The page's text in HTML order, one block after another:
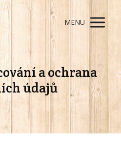
MENU
a ochrana
údajů